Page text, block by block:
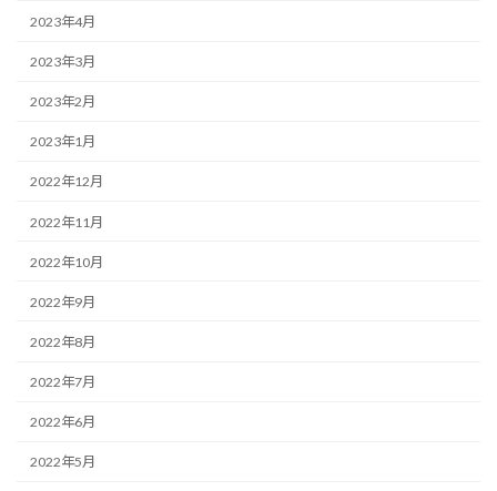
2023年4月
2023年3月
2023年2月
2023年1月
2022年12月
2022年11月
2022年10月
2022年9月
2022年8月
2022年7月
2022年6月
2022年5月